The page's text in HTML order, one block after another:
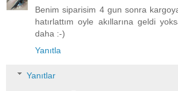
Benim siparisim 4 gun sonra
hatırlattım oyle akıllarına geldi
daha :-)
Yanıtla
Yanıtlar